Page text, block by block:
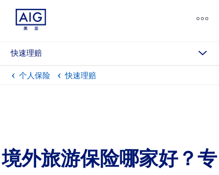
快速理赔 chevron_down
个人保险 快速理赔
境外旅游保险哪家好？专